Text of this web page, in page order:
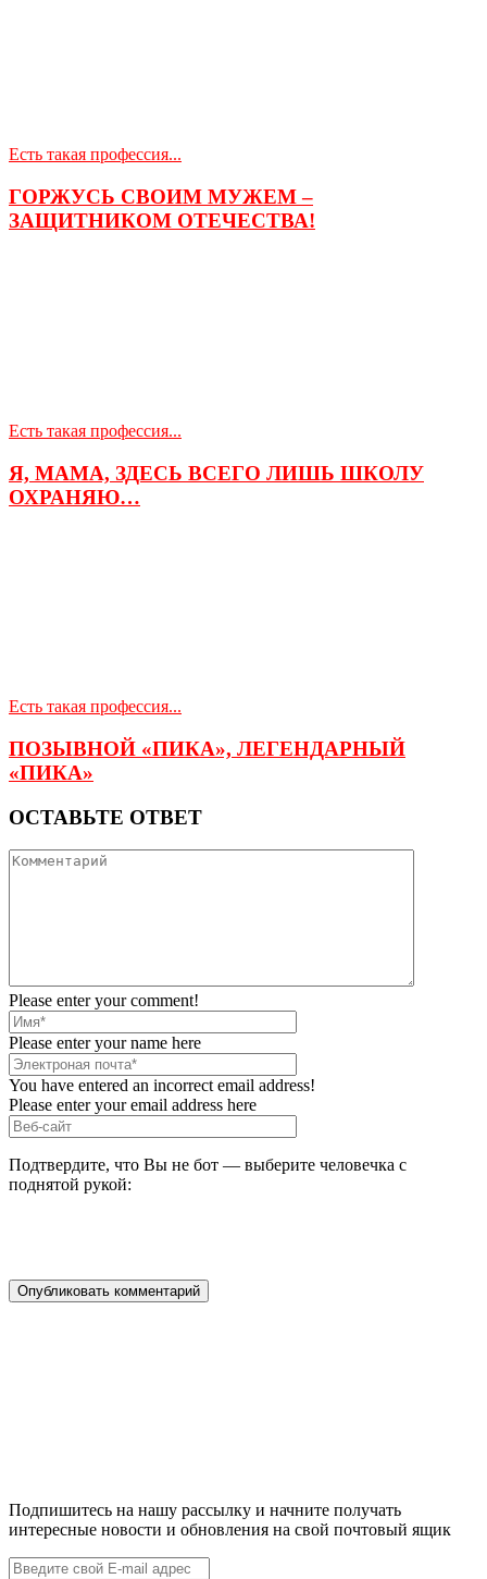
Есть такая профессия...
ГОРЖУСЬ СВОИМ МУЖЕМ –
ЗАЩИТНИКОМ ОТЕЧЕСТВА!
Есть такая профессия...
Я, МАМА, ЗДЕСЬ ВСЕГО ЛИШЬ ШКОЛУ
ОХРАНЯЮ…
Есть такая профессия...
ПОЗЫВНОЙ «ПИКА», ЛЕГЕНДАРНЫЙ
«ПИКА»
ОСТАВЬТЕ ОТВЕТ
Please enter your comment!
Please enter your name here
You have entered an incorrect email address!
Please enter your email address here
Подтвердите, что Вы не бот — выберите человечка с
поднятой рукой:
Подпишитесь на нашу рассылку и начните получать
интересные новости и обновления на свой почтовый ящик